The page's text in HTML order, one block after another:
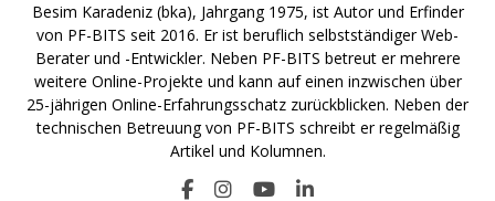
Besim Karadeniz (bka), Jahrgang 1975, ist Autor und Erfinder
von PF-BITS seit 2016. Er ist beruflich selbstständiger Web-
Berater und -Entwickler. Neben PF-BITS betreut er mehrere
weitere Online-Projekte und kann auf einen inzwischen über
25-jährigen Online-Erfahrungsschatz zurückblicken. Neben der
technischen Betreuung von PF-BITS schreibt er regelmäßig
Artikel und Kolumnen.